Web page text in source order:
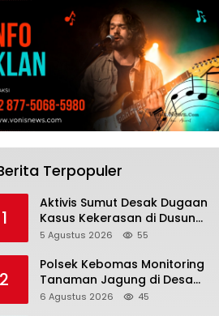
Terpopuler
1
Aktivis Sumut Desak Dugaan
Kasus Kekerasan di Dusun
Balakka, Desa Gunung
5 Agustus 2026 55
2
Polsek Kebomas Monitoring
Tanaman Jagung di Desa
Kembangan, Perkuat
6 Agustus 2026 45